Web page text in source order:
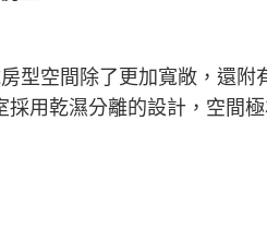
型空間除了更加寬敞，還
採用乾濕分離的設計，空間